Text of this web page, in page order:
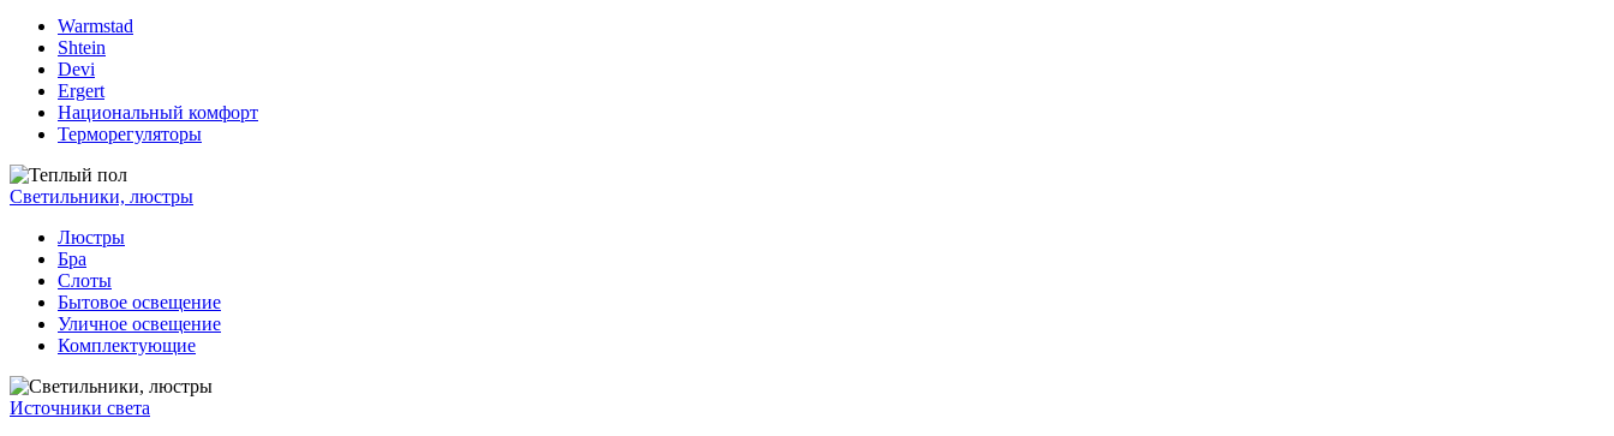
Warmstad
Shtein
Devi
Ergert
Национальный комфорт
Терморегуляторы
Светильники, люстры
Люстры
Бра
Слоты
Бытовое освещение
Уличное освещение
Комплектующие
Источники света